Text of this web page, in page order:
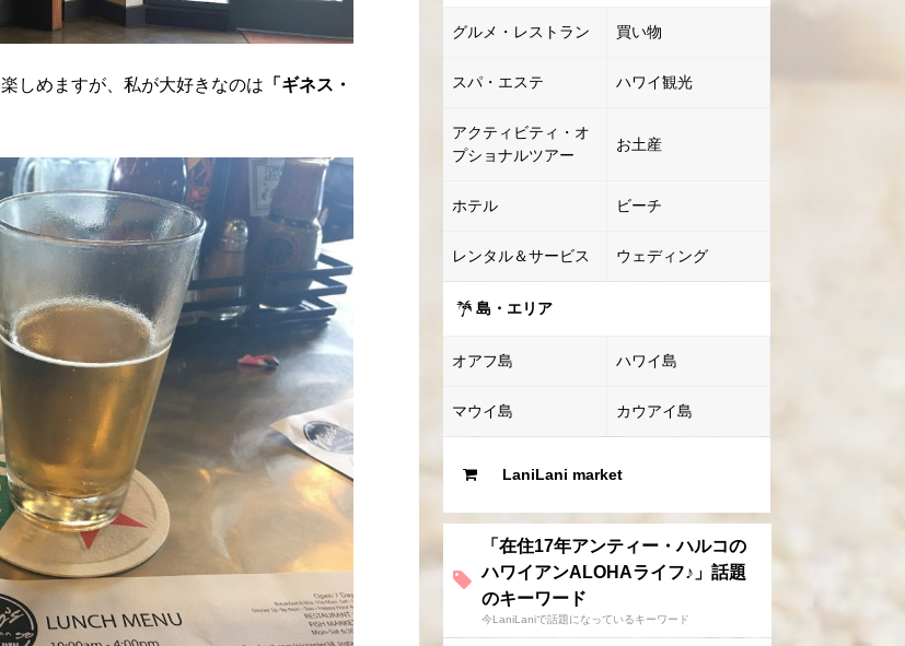
しめますが、私が大好きなのは 「ギネス・
グルメ・レストラン 買い物
スパ・エステ ハワイ観光
アクティビティ・オ
プショナルツアー
お土産
ホテル ビーチ
レンタル＆サービス ウェディング
島・エリア
オアフ島 ハワイ島
マウイ島 カウアイ島
LaniLani market
「在住17年アンティー・ハルコの
ハワイアンALOHAライフ♪」話題
のキーワード
今LaniLaniで話題になっているキーワード